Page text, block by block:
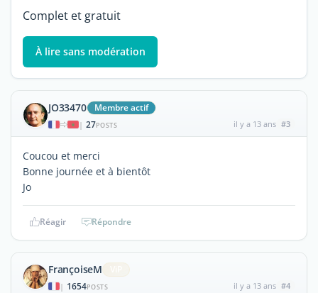
Complet et gratuit
À lire sans modération
JO33470 Membre actif
| 27POSTS il y a 13 ans #3
Coucou et merci
Bonne journée et à bientôt
Jo
Réagir Répondre
FrançoiseM
| 1654POSTS il y a 13 ans #4